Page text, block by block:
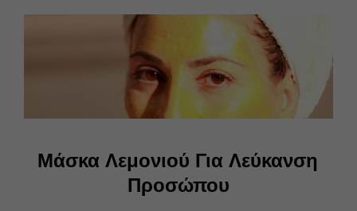
Μάσκα Λεμονιού Για Λεύκανση
Προσώπου